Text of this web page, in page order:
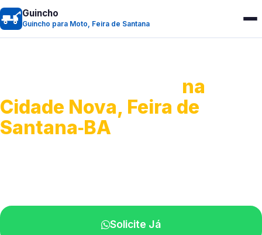
Guincho
Guincho para Moto, Feira de Santana
na
Cidade Nova, Feira de
Santana‑BA
Solicite Já